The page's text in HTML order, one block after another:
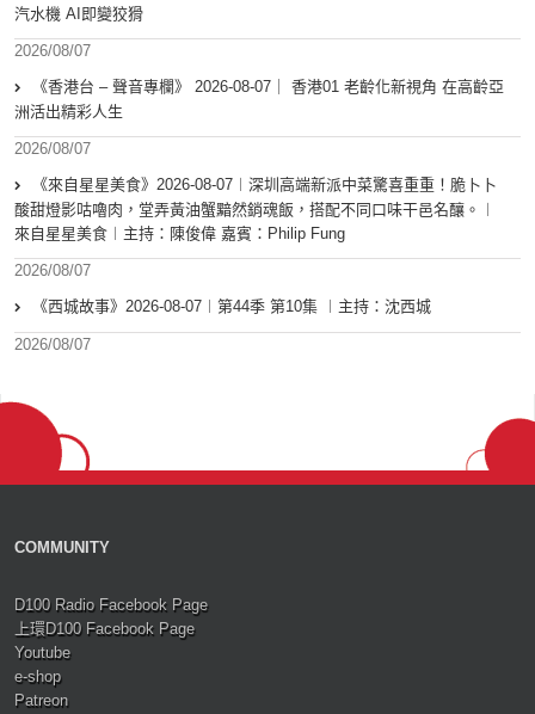
汽水機 AI即變狡猾
2026/08/07
《香港台 – 聲音專欄》 2026-08-07｜ 香港01 老齡化新視角 在高齡亞
洲活出精彩人生
2026/08/07
《來自星星美食》2026-08-07︱深圳高端新派中菜驚喜重重！脆卜卜
酸甜燈影咕嚕肉，堂弄黃油蟹黯然銷魂飯，搭配不同口味干邑名釀。︱
來自星星美食︱主持：陳俊偉 嘉賓：Philip Fung
2026/08/07
《西城故事》2026-08-07︱第44季 第10集 ︱主持：沈西城
2026/08/07
COMMUNITY
D100 Radio Facebook Page
上環D100 Facebook Page
Youtube
e-shop
Patreon